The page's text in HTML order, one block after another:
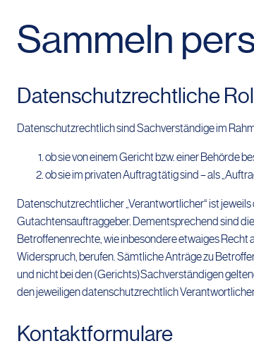
Sammeln
Datenschutzrechtliche
Datenschutzrechtlich sind Sachverständige im
ob sie von einem Gericht bzw. einer Behörde
ob sie im privaten Auftrag tätig sind – als
Datenschutzrechtlicher „Verantwortlicher“ ist
Gutachtensauftraggeber. Dementsprechend sind
Betroffenenrechte, wie inbesondere etwaiges
Widerspruch, berufen. Sämtliche Anträge zu
und nicht bei den (Gerichts)Sachverständigen
den jeweiligen datenschutzrechtlich
Kontaktformulare